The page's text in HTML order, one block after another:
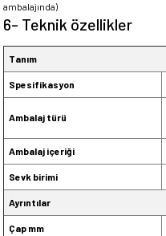
ambalajında)
6- Teknik özellikler
Tanım
Spesifikasyon
Ambalaj türü
Ambalaj içeriği
Sevk birimi
Ayrıntılar
Çap mm